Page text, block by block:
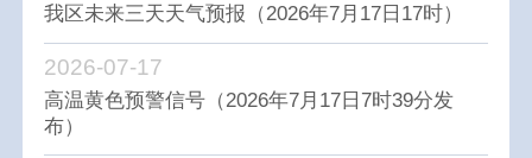
我区未来三天天气预报（2026年7月17日17时）
高温黄色预警信号（2026年7月17日7时39分发
布）
2026-07-17